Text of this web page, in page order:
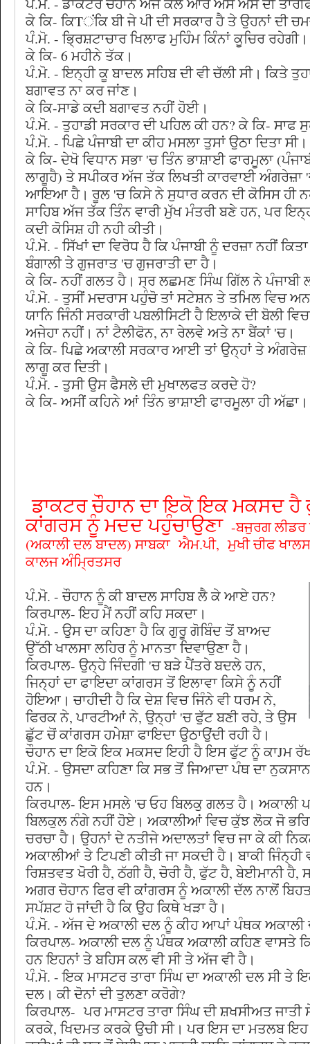
ਪੰ.ਮੋ. - ਡਾਕਟਰ ਚੌਹਾਨ ਅੱਜ ਕੱਲ ਆਰ ਐਸ ਐਸ ਦੀ
ਕੇ ਕਿ- ਕਿTਂਕਿ ਬੀ ਜੇ ਪੀ ਦੀ ਸਰਕਾਰ ਹੈ ਤੇ ਉਹਨਾਂ ਦੀ
ਪੰ.ਮੋ. - ਭ੍ਰਿਸ਼ਟਾਚਾਰ ਖਿਲਾਫ ਮੁਹਿੰਮ ਕਿੰਨਾਂ ਕੂਚਿਰ ਰਹੇਗੀ।
ਕੇ ਕਿ- 6 ਮਹੀਨੇ ਤੱਕ।
ਪੰ.ਮੋ. - ਇਨ੍ਹੀ ਕੂ ਬਾਦਲ ਸਹਿਬ ਦੀ ਵੀ ਚੱਲੀ ਸੀ। ਕਿਤੇ
ਬਗਾਵਤ ਨਾ ਕਰ ਜਾਂਣ।
ਕੇ ਕਿ-ਸਾਡੇ ਕਦੀ ਬਗਾਵਤ ਨਹੀਂ ਹੋਈ।
ਪੰ.ਮੋ. - ਤੁਹਾਡੀ ਸਰਕਾਰ ਦੀ ਪਹਿਲ ਕੀ ਹਨ? ਕੇ ਕਿ- ਸਾਫ
ਪੰ.ਮੋ. - ਪਿਛੇ ਪੰਜਾਬੀ ਦਾ ਕੀਹ ਮਸਲਾ ਤੁਸਾਂ ਉਠਾ ਦਿਤਾ ਸੀ।
ਕੇ ਕਿ- ਦੇਖੋ ਵਿਧਾਨ ਸਭਾ 'ਚ ਤਿੰਨ ਭਾਸ਼ਾਈ ਫਾਰਮੂਲਾ
ਲਾਗੂਹੈ) ਤੇ ਸਪੀਕਰ ਅੱਜ ਤੱਕ ਲਿਖਤੀ ਕਾਰਵਾਈ ਅੰਗਰੇਜ਼ਾ
ਆਇਆ ਹੈ। ਰੂਲ 'ਚ ਕਿਸੇ ਨੇ ਸੁਧਾਰ ਕਰਨ ਦੀ ਕੋਸਿਸ ਹੀ
ਸਾਹਿਬ ਅੱਜ ਤੱਕ ਤਿੰਨ ਵਾਰੀ ਮੁੱਖ ਮੰਤਰੀ ਬਣੇ ਹਨ, ਪਰ
ਕਦੀ ਕੋਸਿਸ਼ ਹੀ ਨਹੀ ਕੀਤੀ।
ਪੰ.ਮੋ. - ਸਿੱਖਾਂ ਦਾ ਵਿਰੋਧ ਹੈ ਕਿ ਪੰਜਾਬੀ ਨੂੰ ਦਰਜ਼ਾ ਨਹੀਂ
ਬੰਗਾਲੀ ਤੇ ਗੁਜਰਾਤ 'ਚ ਗੁਜਰਾਤੀ ਦਾ ਹੈ।
ਕੇ ਕਿ- ਨਹੀਂ ਗਲਤ ਹੈ। ਸ੍ਰ ਲਛਮਣ ਸਿੰਘ ਗਿੱਲ ਨੇ ਪੰਜਾਬੀ
ਪੰ.ਮੋ. - ਤੁਸੀਂ ਮਦਰਾਸ ਪਹੁੰਚੋ ਤਾਂ ਸਟੇਸ਼ਨ ਤੇ ਤਮਿਲ ਵਿਚ
ਯਾਨਿ ਜਿੰਨੀ ਸਰਕਾਰੀ ਪਬਲੀਸਿਟੀ ਹੈ ਇਲਾਕੇ ਦੀ ਬੋਲੀ
ਅਜੇਹਾ ਨਹੀਂ। ਨਾਂ ਟੈਲੀਫੋਨ, ਨਾ ਰੇਲਵੇ ਅਤੇ ਨਾ ਬੈਂਕਾਂ 'ਚ।
ਕੇ ਕਿ- ਪਿਛੇ ਅਕਾਲੀ ਸਰਕਾਰ ਆਈ ਤਾਂ ਉਨ੍ਹਾਂ ਤੇ ਅੰਗਰੇਜ਼
ਲਾਗੂ ਕਰ ਦਿਤੀ।
ਪੰ.ਮੋ. - ਤੁਸੀ ਉਸ ਫੈਸਲੇ ਦੀ ਮੁਖਾਲਫਤ ਕਰਦੇ ਹੋ?
ਕੇ ਕਿ- ਅਸੀਂ ਕਹਿਨੇ ਆਂ ਤਿੰਨ ਭਾਸ਼ਾਈ ਫਾਰਮੂਲਾ ਹੀ ਅੱਛਾ।
ਡਾਕਟਰ ਚੌਹਾਨ ਦਾ ਇਕੋ ਇਕ ਮਕਸਦ ਹੈ
ਕਾਂਗਰਸ ਨੂੰ ਮਦਦ ਪਹੁੰਚਾਉਣਾ-ਬਜੁਰਗ ਲੀਡਰ
(ਅਕਾਲੀ ਦਲ ਬਾਦਲ) ਸਾਬਕਾ ਐਮ.ਪੀ, ਮੁਖੀ ਚੀਫ
ਕਾਲਜ ਅੰਮ੍ਰਿਤਸਰ
ਪੰ.ਮੋ. - ਚੌਹਾਨ ਨੂੰ ਕੀ ਬਾਦਲ ਸਾਹਿਬ ਲੈ ਕੇ ਆਏ ਹਨ?
ਕਿਰਪਾਲ- ਇਹ ਮੈਂ ਨਹੀਂ ਕਹਿ ਸਕਦਾ।
ਪੰ.ਮੋ. - ਉਸ ਦਾ ਕਹਿਣਾ ਹੈ ਕਿ ਗੁਰੂ ਗੋਬਿੰਦ ਤੋਂ ਬਾਅਦ
ਉੱਠੀ ਖਾਲਸਾ ਲਹਿਰ ਨੂੰ ਮਾਨਤਾ ਦਿਵਾਉਣਾ ਹੈ।
ਕਿਰਪਾਲ- ਉਨ੍ਹੇ ਜਿੰਦਗੀ 'ਚ ਬੜੇ ਪੈਂਤਰੇ ਬਦਲੇ ਹਨ,
ਜਿਨ੍ਹਾਂ ਦਾ ਫਾਇਦਾ ਕਾਂਗਰਸ ਤੋਂ ਇਲਾਵਾ ਕਿਸੇ ਨੂੰ ਨਹੀਂ
ਹੋਇਆ। ਚਾਹੀਦੀ ਹੈ ਕਿ ਦੇਸ਼ ਵਿਚ ਜਿੰਨੇ ਵੀ ਧਰਮ ਨੇ,
ਫਿਰਕ ਨੇ, ਪਾਰਟੀਆਂ ਨੇ, ਉਨ੍ਹਾਂ 'ਚ ਫੁੱਟ ਬਣੀ ਰਹੇ, ਤੇ ਉਸ
ਛੁੱਟ ਚੋਂ ਕਾਂਗਰਸ ਹਮੇਸ਼ਾ ਫਾਇਦਾ ਉਠਾਉਂਦੀ ਰਹੀ ਹੈ।
ਚੌਹਾਨ ਦਾ ਇਕੋ ਇਕ ਮਕਸਦ ਇਹੀ ਹੈ ਇਸ ਫੁੱਟ ਨੂੰ ਕਾJਮ
ਪੰ.ਮੋ. - ਉਸਦਾ ਕਹਿਣਾ ਕਿ ਸਭ ਤੋਂ ਜਿਆਦਾ ਪੰਥ ਦਾ
ਹਨ।
ਕਿਰਪਾਲ- ਇਸ ਮਸਲੇ 'ਚ ਓਹ ਬਿਲਕੁ ਗਲਤ ਹੈ। ਅਕਾਲੀ
ਬਿਲਕੁਲ ਨੰਗੇ ਨਹੀਂ ਹੋਏ। ਅਕਾਲੀਆਂ ਵਿਚ ਕੁੱਝ ਲੋਕ ਜੋ
ਚਰਚਾ ਹੈ। ਉਹਨਾਂ ਦੇ ਨਤੀਜੇ ਅਦਾਲਤਾਂ ਵਿਚ ਜਾ ਕੇ ਕੀ
ਅਕਾਲੀਆਂ ਤੇ ਟਿਪਣੀ ਕੀਤੀ ਜਾ ਸਕਦੀ ਹੈ। ਬਾਕੀ ਜਿੰਨ੍ਹੀ
ਰਿਸ਼ਤਵਤ ਖੋਰੀ ਹੈ, ਠੱਗੀ ਹੈ, ਚੋਰੀ ਹੈ, ਫੁੱਟ ਹੈ, ਬੇਈਮਾਨੀ ਹੈ,
ਅਗਰ ਚੋਹਾਨ ਫਿਰ ਵੀ ਕਾਂਗਰਸ ਨੂੰ ਅਕਾਲੀ ਦੱਲ ਨਾਲੋਂ
ਸਪੱਸ਼ਟ ਹੋ ਜਾਂਦੀ ਹੈ ਕਿ ਉਹ ਕਿਥੇ ਖੜਾ ਹੈ।
ਪੰ.ਮੋ. - ਅੱਜ ਦੇ ਅਕਾਲੀ ਦਲ ਨੂੰ ਕੀਹ ਆਪਾਂ ਪੰਥਕ ਅਕਾਲੀ
ਕਿਰਪਾਲ- ਅਕਾਲੀ ਦਲ ਨੂੰ ਪੰਥਕ ਅਕਾਲੀ ਕਹਿਣ ਵਾਸਤੇ
ਹਨ ਇਹਨਾਂ ਤੇ ਬਹਿਸ ਕਲ ਵੀ ਸੀ ਤੇ ਅੱਜ ਵੀ ਹੈ।
ਪੰ.ਮੋ. - ਇਕ ਮਾਸਟਰ ਤਾਰਾ ਸਿੰਘ ਦਾ ਅਕਾਲੀ ਦਲ ਸੀ ਤੇ
ਦਲ। ਕੀ ਦੋਨਾਂ ਦੀ ਤੁਲਣਾ ਕਰੋਗੇ?
ਕਿਰਪਾਲ- ਪਰ ਮਾਸਟਰ ਤਾਰਾ ਸਿੰਘ ਦੀ ਸ਼ਖਸੀਅਤ ਜਾਤੀ
ਕਰਕੇ, ਖਿਦਮਤ ਕਰਕੇ ਉਚੀ ਸੀ। ਪਰ ਇਸ ਦਾ ਮਤਲਬ ਇਹ